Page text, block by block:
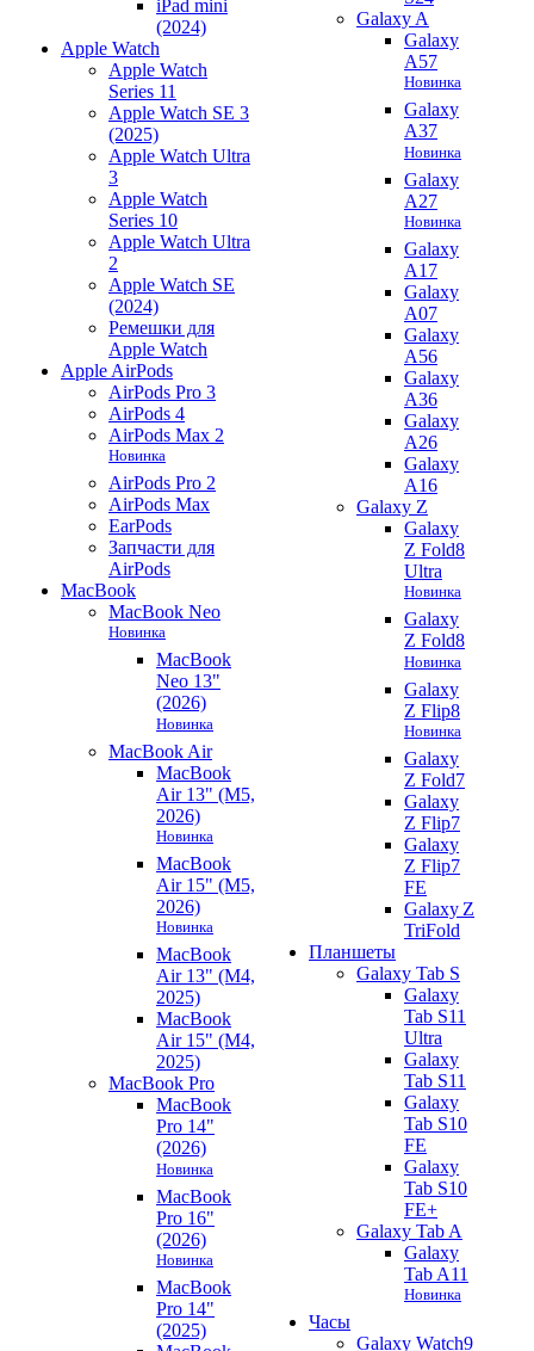
iPad mini
(2024)
Apple Watch
Apple Watch
Series 11
Apple Watch SE 3
(2025)
Apple Watch Ultra
3
Apple Watch
Series 10
Apple Watch Ultra
2
Apple Watch SE
(2024)
Ремешки для
Apple Watch
Apple AirPods
AirPods Pro 3
AirPods 4
AirPods Max 2
Новинка
AirPods Pro 2
AirPods Max
EarPods
Запчасти для
AirPods
MacBook
MacBook Neo
Новинка
MacBook
Neo 13"
(2026)
Новинка
MacBook Air
MacBook
Air 13" (M5,
2026)
Новинка
MacBook
Air 15" (M5,
2026)
Новинка
MacBook
Air 13" (M4,
2025)
MacBook
Air 15" (M4,
2025)
MacBook Pro
MacBook
Pro 14"
(2026)
Новинка
MacBook
Pro 16"
(2026)
Новинка
MacBook
Pro 14"
(2025)
Galaxy A
Galaxy
A57
Новинка
Galaxy
A37
Новинка
Galaxy
A27
Новинка
Galaxy
A17
Galaxy
A07
Galaxy
A56
Galaxy
A36
Galaxy
A26
Galaxy
A16
Galaxy Z
Galaxy
Z Fold8
Ultra
Новинка
Galaxy
Z Fold8
Новинка
Galaxy
Z Flip8
Новинка
Galaxy
Z Fold7
Galaxy
Z Flip7
Galaxy
Z Flip7
FE
Galaxy Z
TriFold
Планшеты
Galaxy Tab S
Galaxy
Tab S11
Ultra
Galaxy
Tab S11
Galaxy
Tab S10
FE
Galaxy
Tab S10
FE+
Galaxy Tab A
Galaxy
Tab A11
Новинка
Часы
Galaxy Watch9